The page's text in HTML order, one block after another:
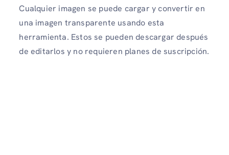
Cualquier imagen se puede cargar y convertir en
una imagen transparente usando esta
herramienta. Estos se pueden descargar después
de editarlos y no requieren planes de suscripción.